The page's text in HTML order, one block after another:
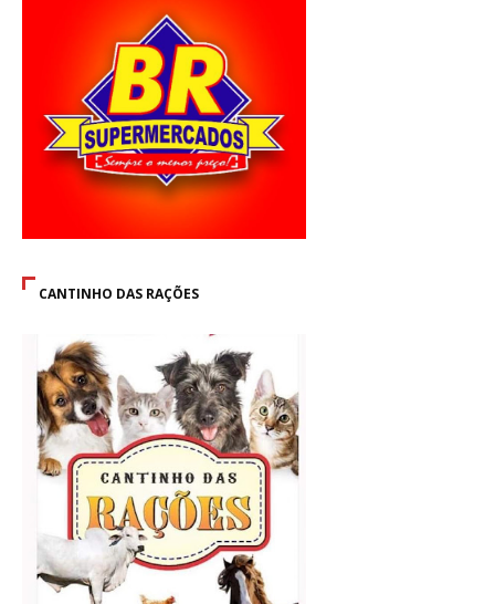
CANTINHO DAS RAÇÕES